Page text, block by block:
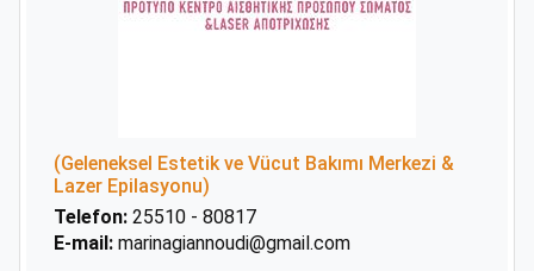
(Geleneksel Estetik ve Vücut Bakımı Merkezi &
Lazer Epilasyonu)
Telefon: 25510 - 80817
E-mail: marinagiannoudi@gmail.com